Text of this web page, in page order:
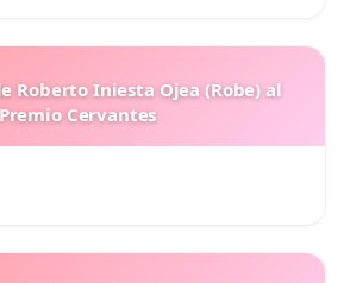
Roberto Iniesta Ojea (Robe) al
Premio Cervantes